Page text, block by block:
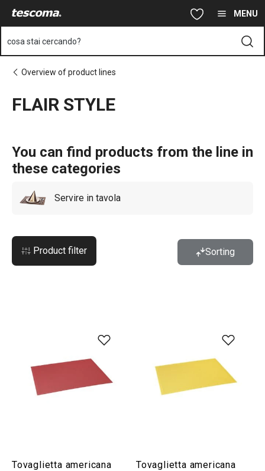
Vai al contenuto principale MENU
cosa stai cercando?
Overview of product lines
FLAIR STYLE
You can find products from the line in
these categories
Servire in tavola
Product filter Sorting
Tovaglietta americana
Tovaglietta americana